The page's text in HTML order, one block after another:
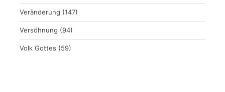
Veränderung (147)
Versöhnung (94)
Volk Gottes (59)